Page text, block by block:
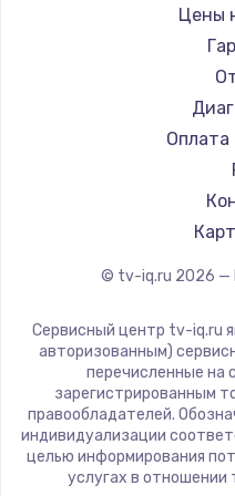
Замена
Ремонт
Замена
Замена
Цены
Оплата
© tv-iq.ru 2026 —
Сервисный центр tv-iq.ru
авторизованным)
перечисленные на
зарегистрированным
правообладателей.
индивидуализации
целью информирования
услугах в отношении